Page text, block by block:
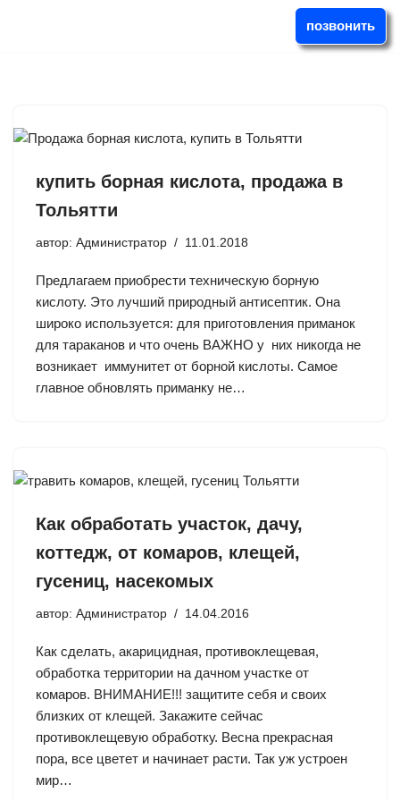
позвонить
купить борная кислота, продажа в
Тольятти
автор: Администратор 11.01.2018
Предлагаем приобрести техническую борную
кислоту. Это лучший природный антисептик. Она
широко используется: для приготовления приманок
для тараканов и что очень ВАЖНО у них никогда не
возникает иммунитет от борной кислоты. Самое
главное обновлять приманку не…
Как обработать участок, дачу,
коттедж, от комаров, клещей,
гусениц, насекомых
автор: Администратор 14.04.2016
Как сделать, акарицидная, противоклещевая,
обработка территории на дачном участке от
комаров. ВНИМАНИЕ!!! защитите себя и своих
близких от клещей. Закажите сейчас
противоклещевую обработку. Весна прекрасная
пора, все цветет и начинает расти. Так уж устроен
мир…